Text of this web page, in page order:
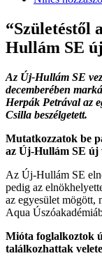
“Születéstől
Hullám SE
Az Új-Hullám SE
decemberében
Herpák Petrával az
Csilla beszélgetett.
Mutatkozzatok be
az Új-Hullám SE új
Az Új-Hullám SE
pedig az
az egyesület mögött,
Aqua
Mióta foglalkoztok
találkozhattak